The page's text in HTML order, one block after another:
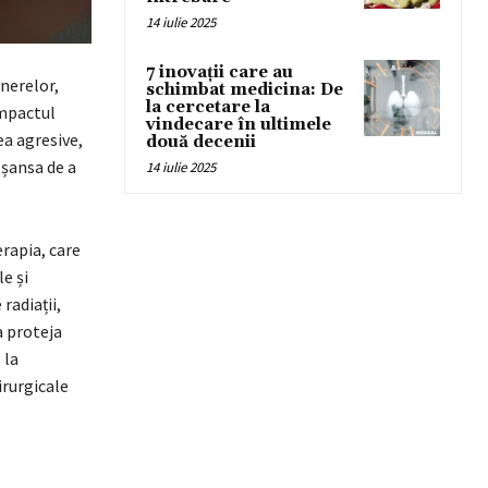
agresive,
de a
care
și
radiații,
proteja
la
14 iulie 2025
7 inovații care au
schimbat medicina: De
la cercetare la
vindecare în ultimele
două decenii
14 iulie 2025